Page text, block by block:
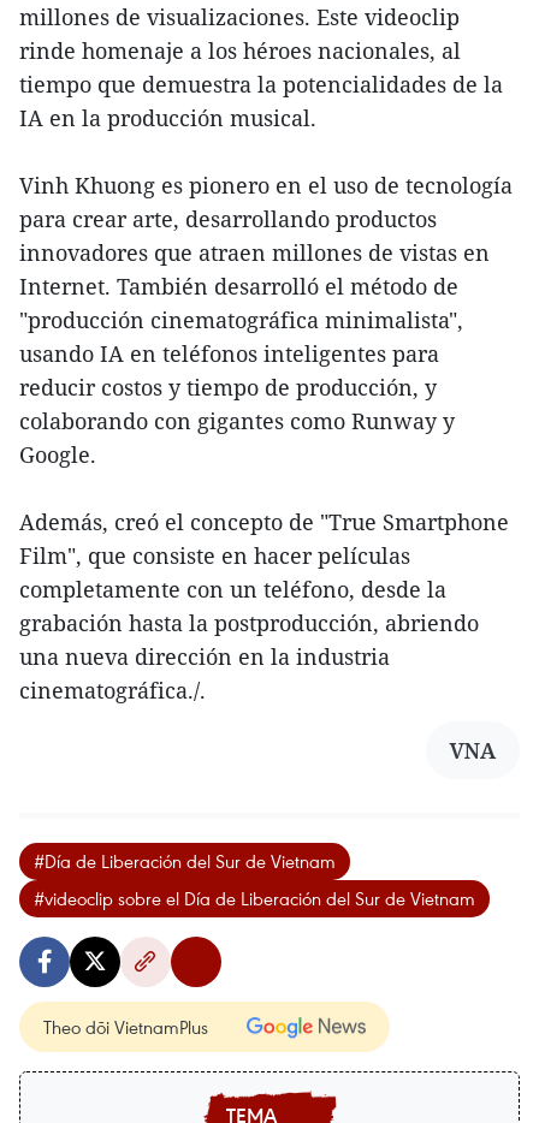
millones de visualizaciones. Este videoclip
rinde homenaje a los héroes nacionales, al
tiempo que demuestra la potencialidades de la
IA en la producción musical.
Vinh Khuong es pionero en el uso de tecnología
para crear arte, desarrollando productos
innovadores que atraen millones de vistas en
Internet. También desarrolló el método de
"producción cinematográfica minimalista",
usando IA en teléfonos inteligentes para
reducir costos y tiempo de producción, y
colaborando con gigantes como Runway y
Google.
Además, creó el concepto de "True Smartphone
Film", que consiste en hacer películas
completamente con un teléfono, desde la
grabación hasta la postproducción, abriendo
una nueva dirección en la industria
cinematográfica./.
VNA
#Día de Liberación del Sur de Vietnam
#videoclip sobre el Día de Liberación del Sur de Vietnam
Theo dõi VietnamPlus